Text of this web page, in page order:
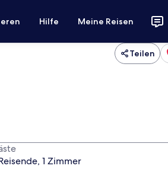
Hilfe Meine Reisen
Teilen